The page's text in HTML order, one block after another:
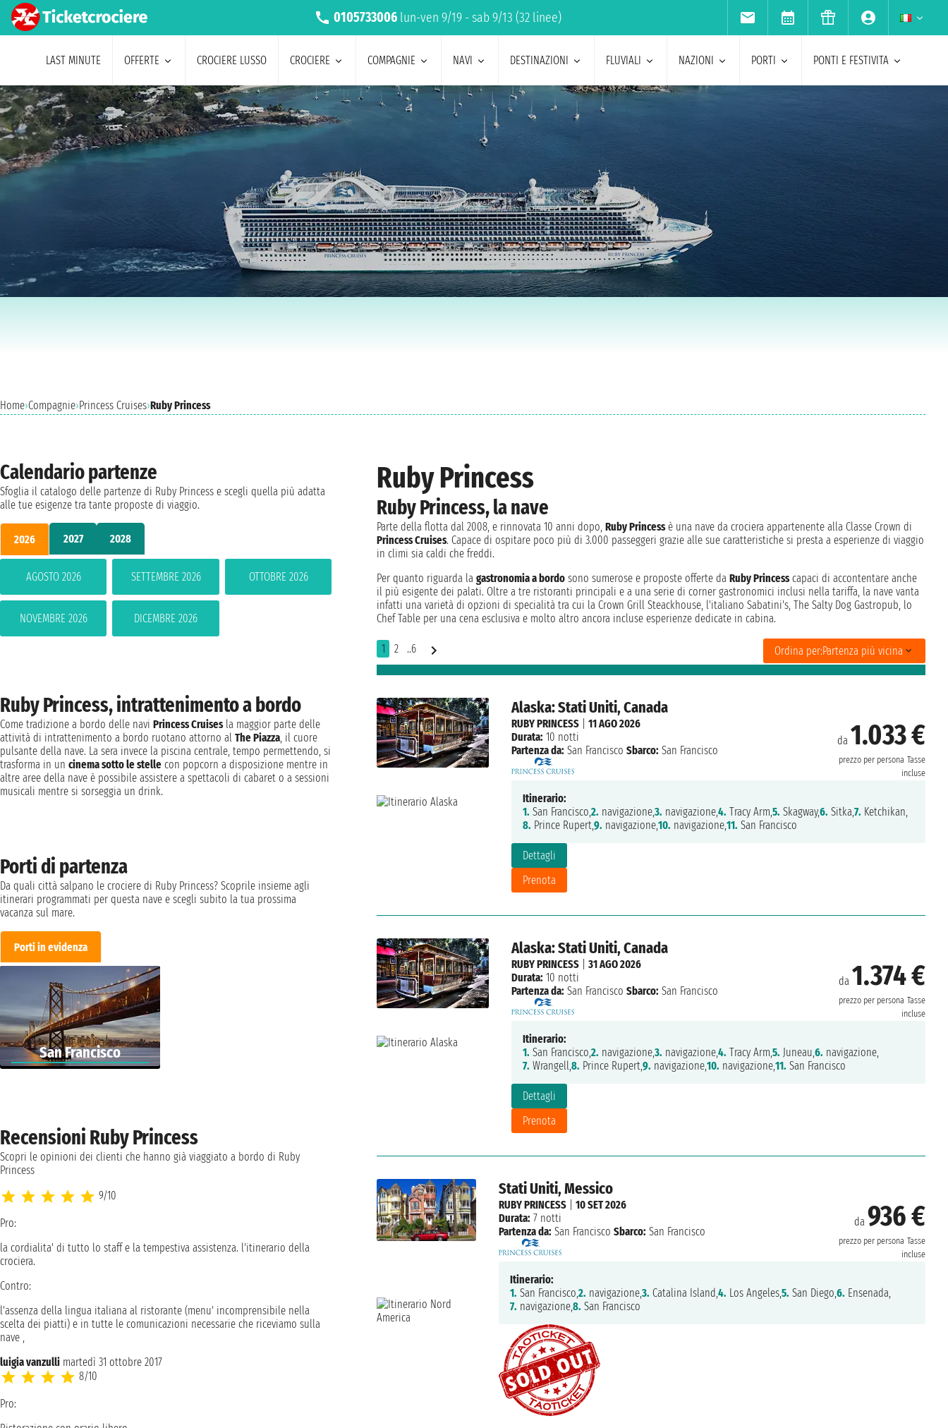
0105733006 lun-ven 9/19 - sab 9/13 (32 linee)
LAST MINUTE OFFERTE CROCIERE LUSSO CROCIERE COMPAGNIE NAVI DESTINAZIONI FLUVIALI NAZIONI PORTI PONTI E FESTIVITA
Home›Compagnie›Princess Cruises›Ruby Princess
Ruby Princess
Ruby Princess, la nave
Parte della flotta dal 2008, e rinnovata 10 anni dopo,Ruby Princessè una nave da crociera appartenente alla Classe Crown di
Princess Cruises. Capace di ospitare poco più di 3.000 passeggeri grazie alle sue caratteristiche si presta a esperienze di viaggio
in climi sia caldi che freddi.
Per quanto riguarda lagastronomia a bordo sono sumerose e proposte offerte daRuby Princesscapaci di accontentare anche
il più esigente dei palati. Oltre a tre ristoranti principali e a una serie di corner gastronomici inclusi nella tariffa, la nave vanta
infatti una varietà di opzioni di specialità tra cui la Crown Grill Steackhouse, l'italiano Sabatini's, The Salty Dog Gastropub, lo
Chef Table per una cena esclusiva e molto altro ancora incluse esperienze dedicate in cabina.
1 2 ..6 Ordina per:Partenza più vicina
Alaska: Stati Uniti, Canada
da 1.033 €
prezzo per persona Tasse
incluse
Dettagli
Prenota
RUBY PRINCESS| 11 AGO 2026
Durata: 10 notti
Partenza da: San Francisco Sbarco: San Francisco
Itinerario:
1. San Francisco,2. navigazione,3. navigazione,4. Tracy Arm,5. Skagway,6. Sitka,7. Ketchikan,
8. Prince Rupert,9. navigazione,10. navigazione,11. San Francisco
Alaska: Stati Uniti, Canada
da 1.374 €
prezzo per persona Tasse
incluse
Dettagli
Prenota
RUBY PRINCESS| 31 AGO 2026
Durata: 10 notti
Partenza da: San Francisco Sbarco: San Francisco
Itinerario:
1. San Francisco,2. navigazione,3. navigazione,4. Tracy Arm,5. Juneau,6. navigazione,
7. Wrangell,8. Prince Rupert,9. navigazione,10. navigazione,11. San Francisco
Stati Uniti, Messico
da 936 €
prezzo per persona Tasse
incluse
RUBY PRINCESS |10 SET 2026
Durata: 7 notti
Partenza da: San Francisco Sbarco: San Francisco
Itinerario:
1. San Francisco,2. navigazione,3. Catalina Island,4. Los Angeles,5. San Diego,6. Ensenada,
7. navigazione,8. San Francisco
Calendario partenze
Sfoglia il catalogo delle partenze di Ruby Princess e scegli quella più adatta
alle tue esigenze tra tante proposte di viaggio.
2026 2027 2028
AGOSTO 2026 SETTEMBRE 2026 OTTOBRE 2026
NOVEMBRE 2026 DICEMBRE 2026
Porti di partenza
Da quali città salpano le crociere di Ruby Princess? Scoprile insieme agli
itinerari programmati per questa nave e scegli subito la tua prossima
vacanza sul mare.
Porti in evidenza
San Francisco
Ruby Princess, intrattenimento a bordo
Come tradizione a bordo delle navi Princess Cruisesla maggior parte delle
attività di intrattenimento a bordo ruotano attorno al The Piazza , il cuore
pulsante della nave. La sera invece la piscina centrale, tempo permettendo, si
trasforma in un cinema sotto le stelle con popcorn a disposizione mentre in
altre aree della nave è possibile assistere a spettacoli di cabaret o a sessioni
musicali mentre si sorseggia un drink.
Recensioni Ruby Princess
Scopri le opinioni dei clienti che hanno già viaggiato a bordo di Ruby
Princess
9/10
Pro:
la cordialita' di tutto lo staff e la tempestiva assistenza. l'itinerario della
crociera.
Contro:
l'assenza della lingua italiana al ristorante (menu' incomprensibile nella
scelta dei piatti) e in tutte le comunicazioni necessarie che riceviamo sulla
nave ,
luigia vanzulli martedì 31 ottobre 2017
8/10
Pro: